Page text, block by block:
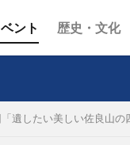
ント 歴史・文化
遺したい美しい佐良山の